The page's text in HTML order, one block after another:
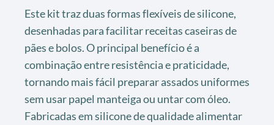
Este kit traz duas formas flexíveis de silicone,
desenhadas para facilitar receitas caseiras de
pães e bolos. O principal benefício é a
combinação entre resistência e praticidade,
tornando mais fácil preparar assados uniformes
sem usar papel manteiga ou untar com óleo.
Fabricadas em silicone de qualidade alimentar